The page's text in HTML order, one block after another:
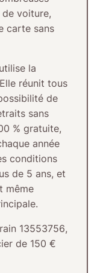
voiture,
carte sans
la
réunit tous
de
sans
% gratuite,
année
conditions
de 5 ans, et
même
13553756,
de 150 €